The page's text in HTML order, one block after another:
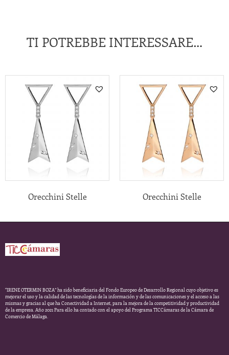
TI POTREBBE INTERESSARE…
Orecchini Stelle Orecchini Stelle
“IRENE OTERMIN BOZA” ha sido beneficiaria del Fondo Europeo de Desarrollo Regional cuyo objetivo es
mejorar el uso y la calidad de las tecnologías de la información y de las comunicaciones y el acceso a las
mismas y gracias al que ha Conectividad a Internet, para la mejora de la competitividad y productividad
de la empresa. Año 2021 Para ello ha contado con el apoyo del Programa TICCámaras de la Cámara de
Comercio de Málaga.